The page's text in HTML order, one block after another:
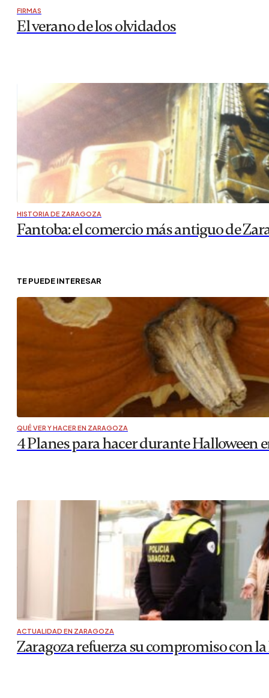
FIRMAS
El verano de los olvidados
HISTORIA DE ZARAGOZA
Fantoba: el comercio más antiguo de
TE PUEDE INTERESAR
QUÉ VER Y HACER EN ZARAGOZA
4 Planes para hacer durante Halloween
ACTUALIDAD EN ZARAGOZA
Zaragoza refuerza su compromiso con